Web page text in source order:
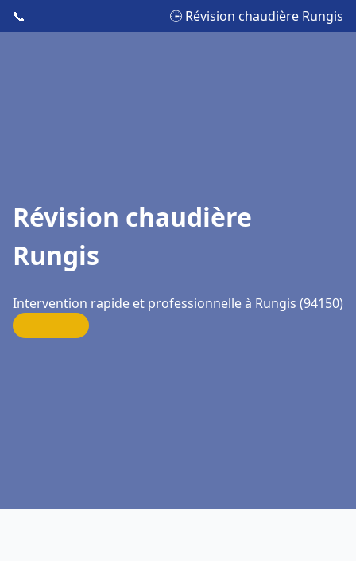
📞 🕒 Révision chaudière Rungis
Révision chaudière
Rungis
Intervention rapide et professionnelle à Rungis (94150)